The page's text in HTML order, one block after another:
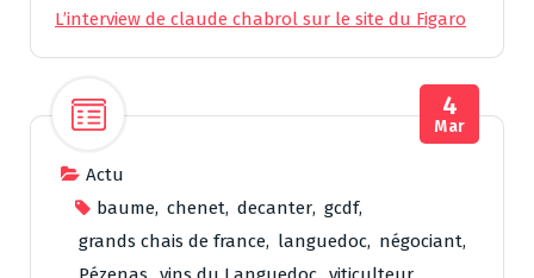
L’interview de claude chabrol sur le site du Figaro
Actu
baume, chenet, decanter, gcdf,
grands chais de france, languedoc, négociant,
4
Mar